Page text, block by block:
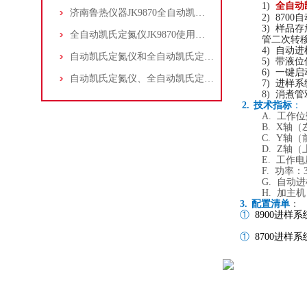
济南鲁热仪器JK9870全自动凯氏定氮仪在土壤氮含量测定中应用
全自动凯氏定氮仪JK9870使用指南2021版
自动凯氏定氮仪和全自动凯氏定氮仪选购、配置方案
自动凯氏定氮仪、全自动凯氏定氮仪的区别与选择
1) 全自动
2) 8700
3) 样品存
管二次转
4)
自动
5) 带液位
6) 一键启
7) 进样系
8) 消煮管
2. 技术指标：
A. 工作
B. X轴（
C. Y轴（
D. Z轴（
E. 工作电
F. 功率：
G.
自动
H.
加主
3. 配置清单：
① 8900进样系
① 8700进样系